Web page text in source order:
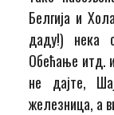
Белгија и
даду!) нека
Обећање итд.
не дајте,
железница, а